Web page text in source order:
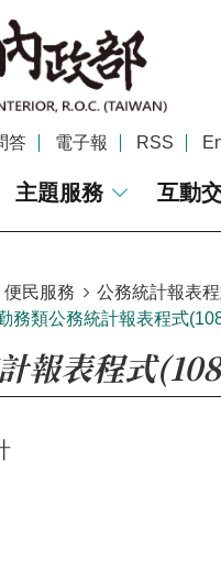
答 電子報 RSS
主題服務 互動
便民服務 公務統計報表
務類公務統計報表程式
報表程式